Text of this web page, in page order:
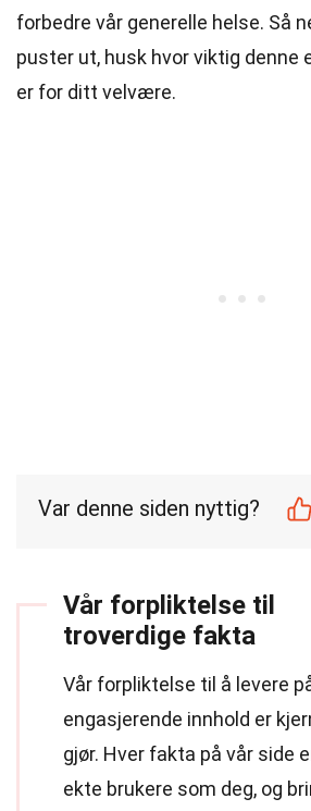
forbedre vår generelle helse. Så
puster ut, husk hvor viktig denne
er for ditt velvære.
Var denne siden nyttig?
Vår forpliktelse til
troverdige fakta
Vår forpliktelse til å levere
engasjerende innhold er
gjør. Hver fakta på vår side
ekte brukere som deg, og